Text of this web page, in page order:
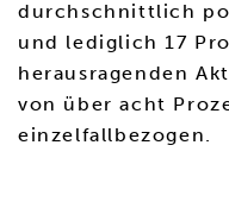
durchschnittlich
und lediglich 17
herausragenden
von über acht
einzelfallbezogen.